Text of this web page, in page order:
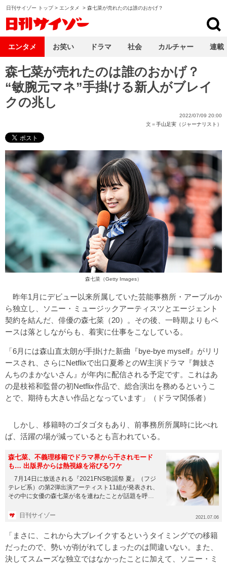
日刊サイゾー トップ> エンタメ > 森七菜が売れたのは誰のおかげ？
森七菜が売れたのは誰のおかげ？
“敏腕元マネ”手掛ける新人がブレイ
クの兆し
2022/07/09 20:00
文＝手山足実（ジャーナリスト）
森七菜（Getty Images）
昨年1月にデビュー以来所属していた芸能事務所・アーブルか
ら独立し、ソニー・ミュージックアーティスツとエージェント
契約を結んだ、俳優の森七菜（20）。その後、一時期よりもペ
ースは落としながらも、着実に仕事をこなしている。
「6月には森山直太朗が手掛けた新曲『bye-bye myself』がリリ
ースされ、さらにNetflixで出口夏希とのW主演ドラマ『舞妓さ
んちのまかないさん』が年内に配信される予定です。これはあ
の是枝裕和監督の初Netflix作品で、総合演出を務めるというこ
とで、期待も大きい作品となっています」（ドラマ関係者）
しかし、移籍時のゴタゴタもあり、前事務所所属時に比べれ
ば、活躍の場が減っているとも言われている。
森七菜、不義理移籍でドラマ界から干されモード
も… 出版界からは熱視線を浴びるワケ
7月14日に放送される『2021FNS歌謡祭 夏』（フジ
テレビ系）の第2弾出演アーティスト11組が発表され、
その中に女優の森七菜が名を連ねたことが話題を呼ん
日刊サイゾー 2021.07.06
「まさに、これから大ブレイクするというタイミングでの移籍
だったので、勢いが削がれてしまったのは間違いない。また、
決してスムーズな独立ではなかったことに加えて、ソニー・ミ
エンタメ お笑い ドラマ 社会 カルチャー 連載